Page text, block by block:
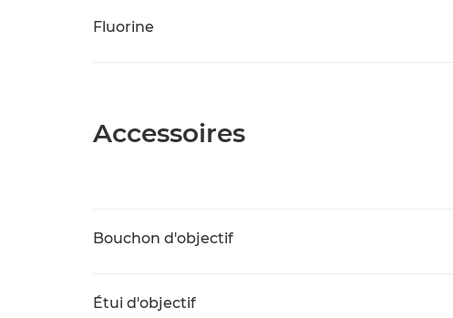
Fluorine
Accessoires
Bouchon d'objectif
Étui d'objectif